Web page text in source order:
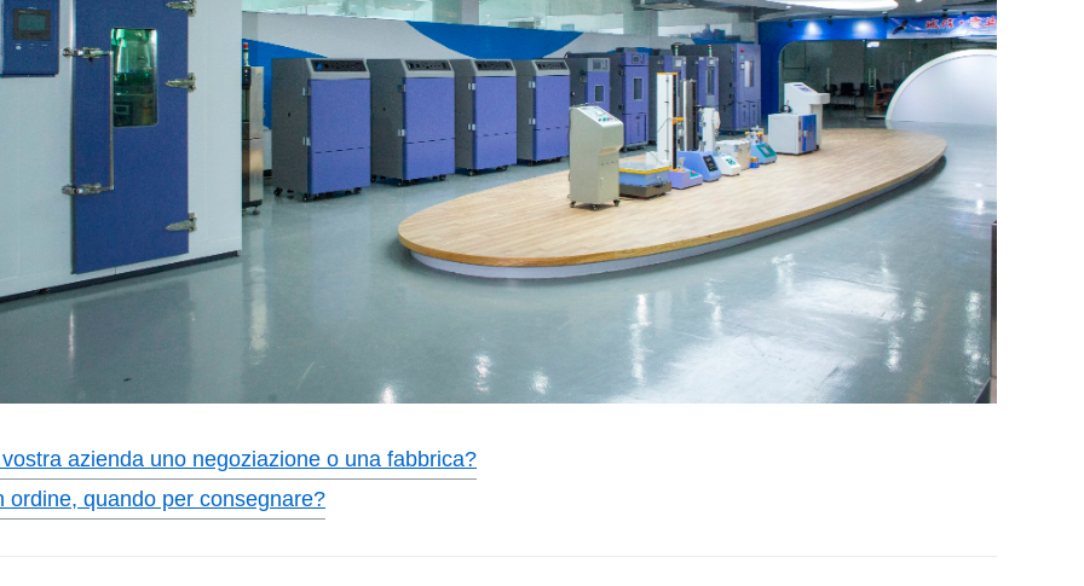
azienda uno negoziazione o una fabbrica?
ordine, quando per consegnare?